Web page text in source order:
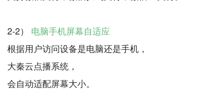
2-2） 电脑手机屏幕自适应
根据用户访问设备是电脑还是手机，
大秦云点播系统，
会自动适配屏幕大小。